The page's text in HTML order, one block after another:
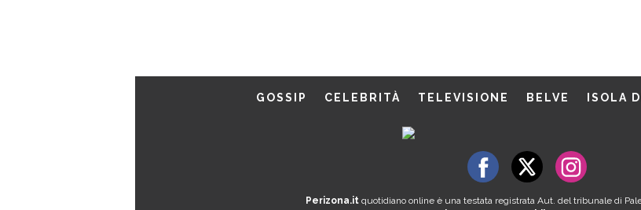
GOSSIP CELEBRITÀ TELEVISIONE BELVE ISOLA
Perizona.itquotidiano online è una testata registrata Aut. del tribunale di